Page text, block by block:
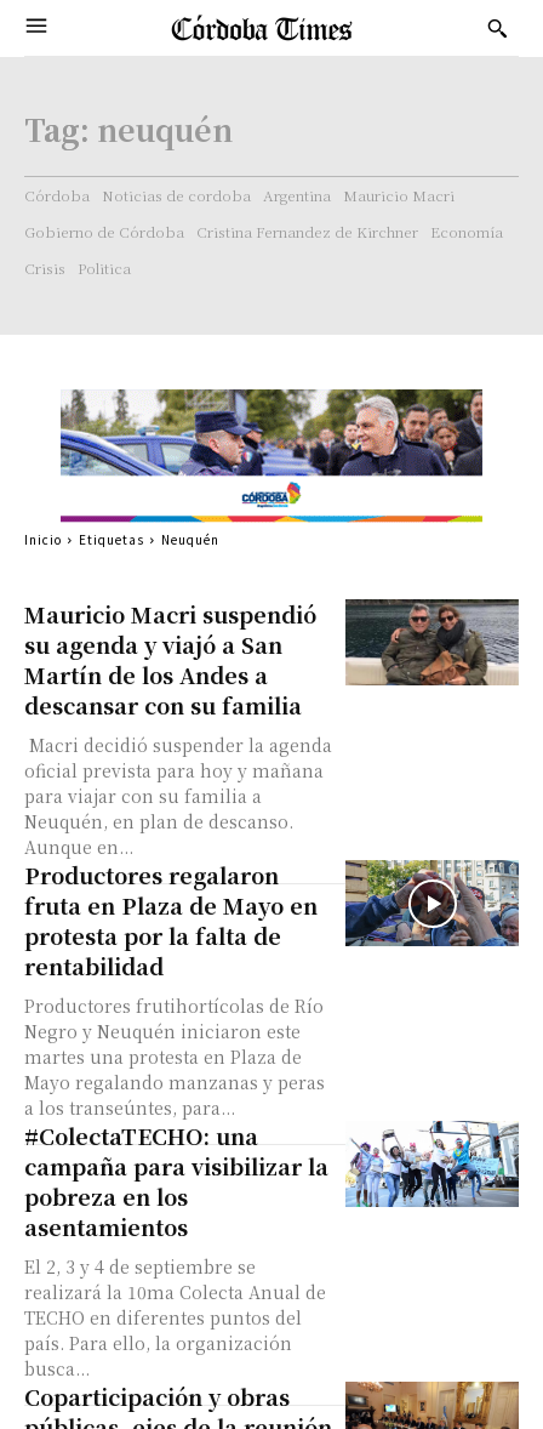
Tag: neuquén
Córdoba Noticias de cordoba Argentina
Mauricio Macri
Gobierno de Córdoba
Cristina Fernandez de Kirchner
Economía
Crisis
Politica
Mauricio Macri suspendió
su agenda y viajó a San
Martín de los Andes a
descansar con su familia
Macri decidió suspender la agenda
oficial prevista para hoy y mañana
para viajar con su familia a
Neuquén, en plan de descanso.
Aunque en...
Productores regalaron
fruta en Plaza de Mayo en
protesta por la falta de
rentabilidad
Productores frutihortícolas de Río
Negro y Neuquén iniciaron este
martes una protesta en Plaza de
Mayo regalando manzanas y peras
a los transeúntes, para...
#ColectaTECHO: una
campaña para visibilizar la
pobreza en los
asentamientos
El 2, 3 y 4 de septiembre se
realizará la 10ma Colecta Anual de
TECHO en diferentes puntos del
país. Para ello, la organización
busca...
Coparticipación y obras
Inicio Etiquetas Neuquén